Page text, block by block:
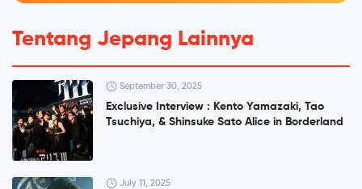
Tentang Jepang Lainnya
September 30, 2025
Exclusive Interview : Kento Yamazaki, Tao
Tsuchiya, & Shinsuke Sato Alice in Borderland
July 11, 2025